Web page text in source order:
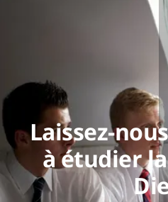
Laissez-
à étudier